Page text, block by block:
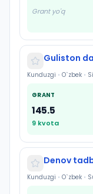
Grant yo'q
Guliston
Kunduzgi • O`zbek •
GRANT
145.5
9 kvota
Denov
Kunduzgi • O`zbek •